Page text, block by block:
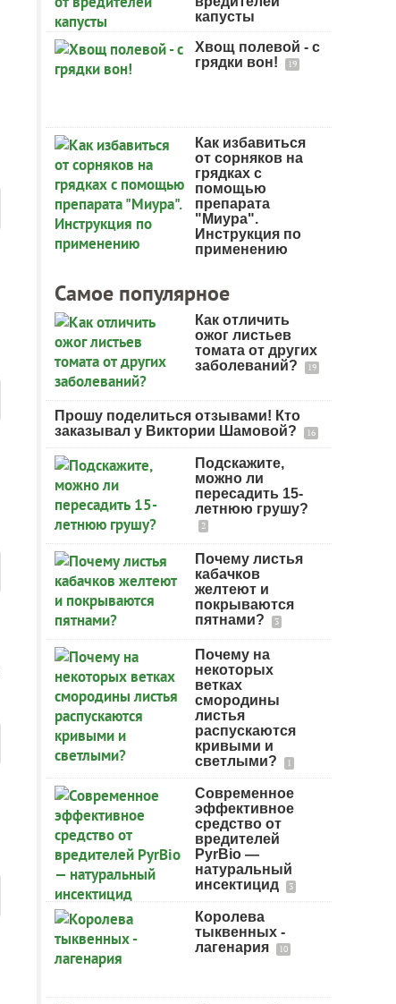
капусты
Хвощ полевой - с
грядки вон!
19
Как избавиться
от сорняков на
грядках с
помощью
препарата
"Миура".
Инструкция по
применению
Самое популярное
Как отличить
ожог листьев
томата от других
заболеваний?
19
Прошу поделиться отзывами! Кто
заказывал у Виктории Шамовой?
16
Подскажите,
можно ли
пересадить 15-
летнюю грушу?
2
Почему листья
кабачков
желтеют и
покрываются
пятнами?
3
Почему на
некоторых
ветках
смородины
листья
распускаются
кривыми и
светлыми?
1
Современное
эффективное
средство от
вредителей
PyrBio —
натуральный
инсектицид
3
Королева
тыквенных -
лагенария
10